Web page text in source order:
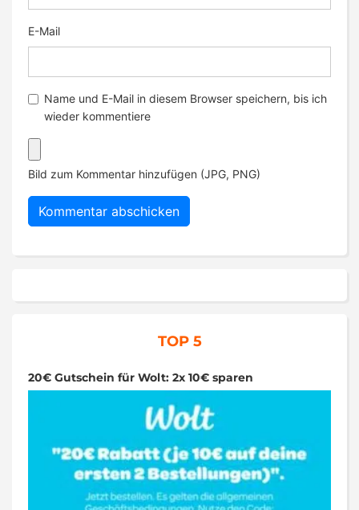
E-Mail
Name und E-Mail in diesem Browser speichern, bis ich
wieder kommentiere
Bild zum Kommentar hinzufügen (JPG, PNG)
TOP 5
20€ Gutschein für Wolt: 2x 10€ sparen